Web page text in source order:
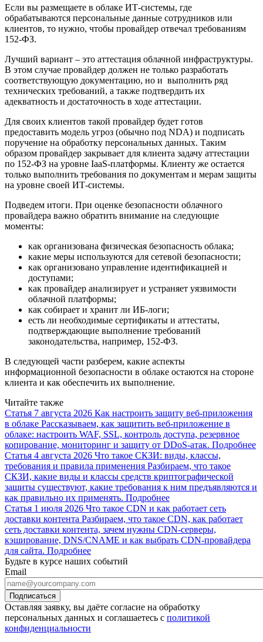
Если вы размещаете в облаке ИТ-системы, где
обрабатываются персональные данные сотрудников или
клиентов, то нужно, чтобы провайдер отвечал требованиям
152-ФЗ.
Лучший вариант – это аттестация облачной инфраструктуры.
В этом случае провайдер должен не только разработать
соответствующую документацию, но и выполнить ряд
технических требований, а также подтвердить их
адекватность и достаточность в ходе аттестации.
Для своих клиентов такой провайдер будет готов
предоставить модель угроз (обычно под NDA) и подписать
поручение на обработку персональных данных. Таким
образом провайдер закрывает для клиента задачу аттестации
по 152-ФЗ на уровне IaaS-платформы. Клиенту же остается
только выполнить требования по документам и мерам защиты
на уровне своей ИТ-системы.
Подведем итоги. При оценке безопасности облачного
провайдера важно обратить внимание на следующие
моменты:
как организована физическая безопасность облака;
какие меры используются для сетевой безопасности;
как организовано управление идентификацией и
доступами;
как провайдер анализирует и устраняет уязвимости
облачной платформы;
как собирает и хранит ли ИБ-логи;
есть ли необходимые сертификаты и аттестаты,
подтверждающие выполнение требований
законодательства, например, 152-ФЗ.
В следующей части разберем, какие аспекты
информационной безопасности в облаке остаются на стороне
клиента и как обеспечить их выполнение.
Читайте также
Статья 7 августа 2026 Как настроить защиту веб-приложения
в облаке Рассказываем, как защитить веб-приложение в
облаке: настроить WAF, SSL, контроль доступа, резервное
копирование, мониторинг и защиту от DDoS-атак. Подробнее
Статья 4 августа 2026 Что такое СКЗИ: виды, классы,
требования и правила применения Разбираем, что такое
СКЗИ, какие виды и классы средств криптографической
защиты существуют, какие требования к ним предъявляются и
как правильно их применять. Подробнее
Статья 1 июля 2026 Что такое CDN и как работает сеть
доставки контента Разбираем, что такое CDN, как работает
сеть доставки контента, зачем нужны CDN-серверы,
кэширование, DNS/CNAME и как выбрать CDN-провайдера
для сайта. Подробнее
Будьте в курсе наших событий
Email
Оставляя заявку, вы даёте согласие на обработку
персональных данных и соглашаетесь с политикой
конфиденциальности